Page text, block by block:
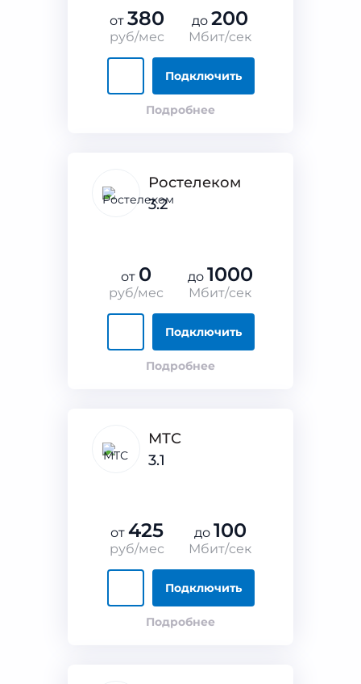
от 380
руб/мес
до 200
Мбит/сек
Подключить
Подробнее
Ростелеком
3.2
от 0
руб/мес
до 1000
Мбит/сек
Подключить
Подробнее
МТС
3.1
от 425
руб/мес
до 100
Мбит/сек
Подключить
Подробнее